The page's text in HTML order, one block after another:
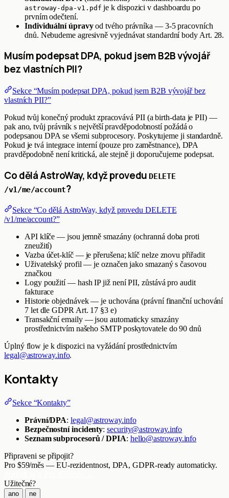
astroway-dpa-v1.pdf je k dispozici v dashboardu po
prvním odečtení.
Individuální úpravyod tvého právníka — 3-5 pracovních
dnů. Nebudeme agresivně vyjednávat standardní body Art. 28.
Musím podepsat DPA, pokud jsem B2B vývojář
bez vlastních PII?
Sekce “Musím podepsat DPA, pokud jsem B2B vývojář bez
vlastních PII?”
Pokud tvůj konečný produkt zpracovává PII (a birth-data je PII) —
pak ano, tvůj právník s největší pravděpodobností požádá o
podepsanou DPA se všemi subprocesory. Poskytujeme ji standardně.
Pokud je tvá integrace interní (pouze pro zaměstnance), DPA
pravděpodobně není kritická, ale stejně ji doporučujeme podepsat.
Co dělá AstroWay, když provedu DELETE
/v1/me/account?
Sekce “Co dělá AstroWay, když provedu DELETE
/v1/me/account?”
API klíče — jsou jemně smazány (ochranná doba proti
zneužití)
Vazba účet-klíč — je přerušena; klíč nelze znovu přiřadit
Uživatelský profil — je označen jako smazaný s časovou
značkou
Logy použití — hash IP již není PII, zůstává pro audit
fakturace
Historie objednávek — je uchována (právní finanční uchování
7 let dle GDPR Art. 17 §3 e)
Transakční emaily — jsou automaticky smazány
prostřednictvím našeho SMTP poskytovatele do 90 dnů
Úplný flow je k dispozici na vyžádání prostřednictvím
legal@astroway.info.
Kontakty
Sekce “Kontakty”
Právní/DPA:legal@astroway.info
Bezpečnostní incidenty:security@astroway.info
Seznam subprocesorů / DPIA: hello@astroway.info
Připraveni se připojit?
Pro $59/měs — EU-rezidentnost, DPA, GDPR-ready automaticky.
Užitečné?
ano ne